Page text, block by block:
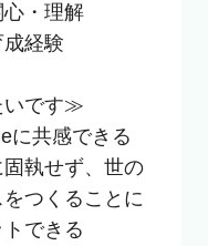
心・理解
成経験
いです≫
に共感できる
固執せず、世の
つくることに
できる